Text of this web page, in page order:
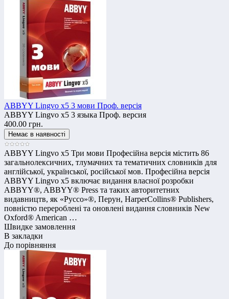
ABBYY Lingvo x5 3 мови Проф. версія
ABBYY Lingvo x5 3 языка Проф. версия
400.00 грн.
ABBYY Lingvo x5 Три мови Професійна версія містить 86
загальнолексичних, тлумачних та тематичних словників для
англійської, української, російської мов. Професійна версія
ABBYY Lingvo x5 включає видання власної розробки
ABBYY®, ABBYY® Press та таких авторитетних
видавництв, як «Руссо»®, Перун, HarperCollins® Publishers,
повністю перероблені та оновлені видання словників New
Oxford® American …
Швидке замовлення
В закладки
До порівняння